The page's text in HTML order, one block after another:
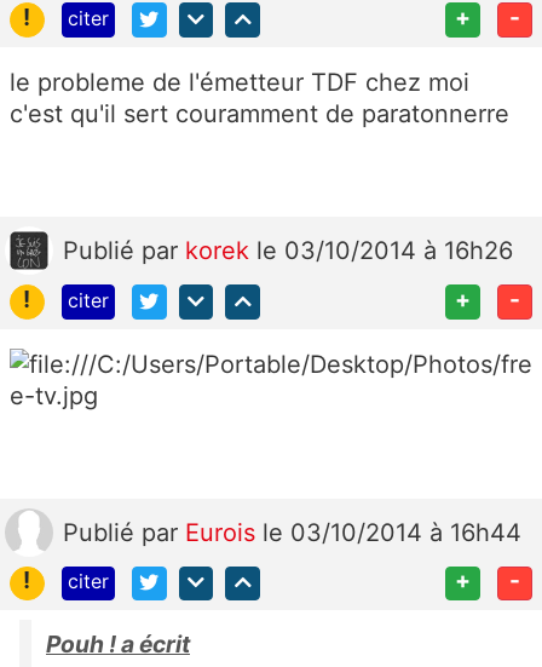
!
citer + -
le probleme de l'émetteur TDF chez moi
c'est qu'il sert couramment de paratonnerre
Publié par korek le 03/10/2014 à 16h26
!
citer + -
Publié par Eurois le 03/10/2014 à 16h44
!
citer + -
Pouh ! a écrit